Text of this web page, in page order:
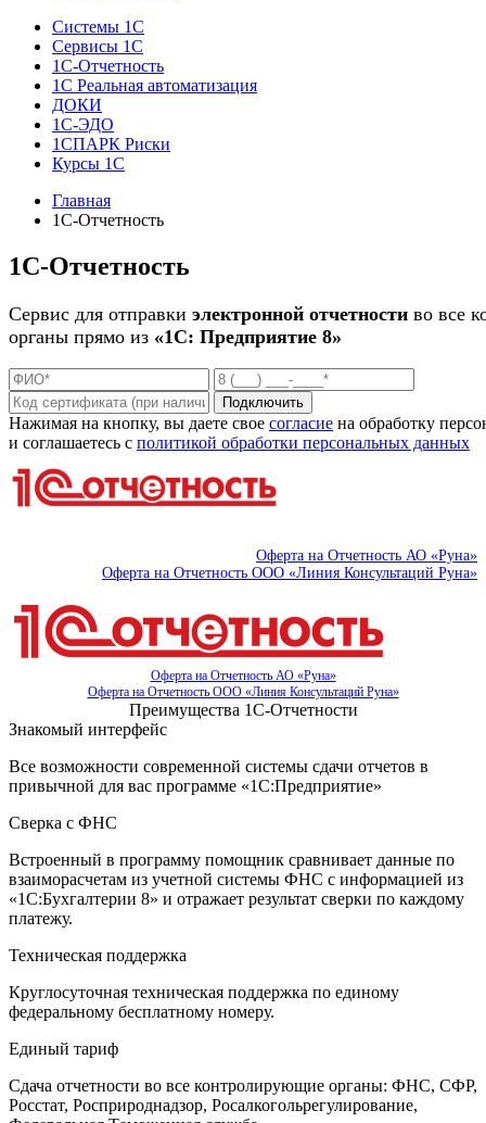
Системы 1С
Сервисы 1С
1C-Отчетность
1С Реальная автоматизация
ДОКИ
1C-ЭДО
1СПАРК Риски
Курсы 1С
Главная
1C-Отчетность
1С-Отчетность
Сервис для отправки электронной отчетности во все
органы прямо из «1С: Предприятие 8»
Подключить
Нажимая на кнопку, вы даете свое согласие на обработку
и соглашаетесь с политикой обработки персональных данных
Оферта на Отчетность АО «Руна»
Оферта на Отчетность ООО «Линия Консультаций Руна»
Оферта на Отчетность АО «Руна»
Оферта на Отчетность ООО «Линия Консультаций Руна»
Преимущества 1С-Отчетности
Знакомый интерфейс
Все возможности современной системы сдачи отчетов в
привычной для вас программе «1С:Предприятие»
Сверка с ФНС
Встроенный в программу помощник сравнивает данные по
взаиморасчетам из учетной системы ФНС с информацией из
«1С:Бухгалтерии 8» и отражает результат сверки по каждому
платежу.
Техническая поддержка
Круглосуточная техническая поддержка по единому
федеральному бесплатному номеру.
Единый тариф
Сдача отчетности во все контролирующие органы: ФНС, СФР,
Росстат, Росприроднадзор, Росалкогольрегулирование,